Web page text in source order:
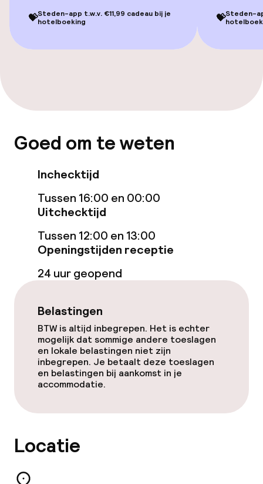
Fitnessruimte / gym
Tuin
Terras
Eet- en drinkgelegenheden
Restaurant
Bar
Schoonmaakvoorzieningen
Wasservice
Beleid
Overal rookvrij
💝Steden-app t.w.v. €11,99 cadeau bij je
hotelboeking
💝Steden-
Goed om te weten
Inchecktijd
Tussen 16:00 en 00:00
Uitchecktijd
Tussen 12:00 en 13:00
Openingstijden receptie
24 uur geopend
Belastingen
BTW is altijd inbegrepen. Het is echter
mogelijk dat sommige andere toeslagen
en lokale belastingen niet zijn
inbegrepen. Je betaalt deze toeslagen
en belastingen bij aankomst in je
accommodatie.
Locatie